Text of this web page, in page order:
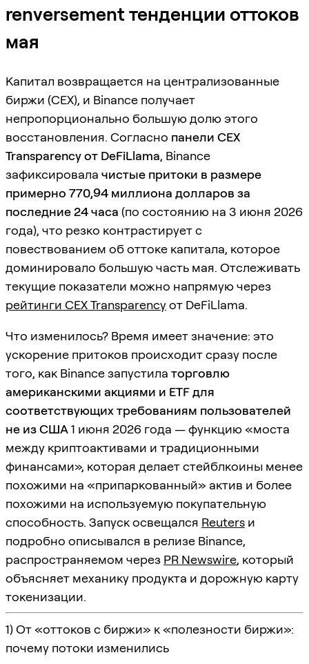
renversement тенденции оттоков
мая
Капитал возвращается на централизованные
биржи (CEX), и Binance получает
непропорционально большую долю этого
восстановления. Согласно панели CEX
Transparency от DeFiLlama, Binance
зафиксировала чистые притоки в размере
примерно 770,94 миллиона долларов за
последние 24 часа (по состоянию на 3 июня 2026
года), что резко контрастирует с
повествованием об оттоке капитала, которое
доминировало большую часть мая. Отслеживать
текущие показатели можно напрямую через
рейтинги CEX Transparencyот DeFiLlama.
Что изменилось? Время имеет значение: это
ускорение притоков происходит сразу после
того, как Binance запустила торговлю
американскими акциями и ETF для
соответствующих требованиям пользователей
не из США1 июня 2026 года — функцию «моста
между криптоактивами и традиционными
финансами», которая делает стейблкоины менее
похожими на «припаркованный» актив и более
похожими на используемую покупательную
способность. Запуск освещался Reuters и
подробно описывался в релизе Binance,
распространяемом через PR Newswire, который
объясняет механику продукта и дорожную карту
токенизации.
1) От «оттоков с биржи» к «полезности биржи»:
почему потоки изменились